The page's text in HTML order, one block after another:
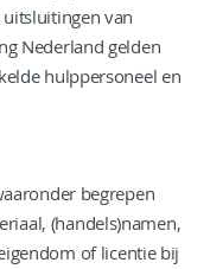
van
Nederland gelden
hulppersoneel en
begrepen
(handels)namen,
of licentie bij